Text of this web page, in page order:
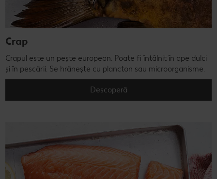
Crap
Crapul este un pește european. Poate fi întâlnit în ape dulci
și în pescării. Se hrănește cu plancton sau microorganisme.
Descoperă